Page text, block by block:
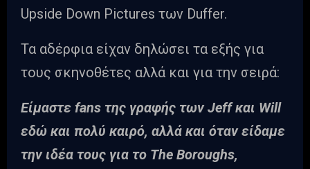
Upside Down Pictures των Duffer.
Τα αδέρφια είχαν δηλώσει τα εξής για
τους σκηνοθέτες αλλά και για την σειρά:
Είμαστε fans της γραφής των Jeff και Will
εδώ και πολύ καιρό, αλλά και όταν είδαμε
την ιδέα τους για το The Boroughs,